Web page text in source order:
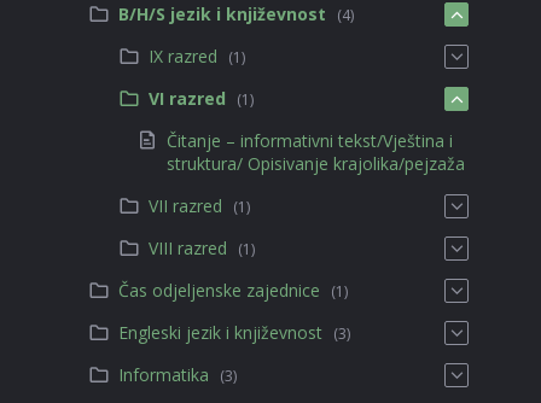
B/H/S jezik i književnost (4)
IX razred (1)
VI razred (1)
Čitanje – informativni tekst/Vještina i
struktura/ Opisivanje krajolika/pejzaža
VII razred
(1)
VIII razred (1)
Čas odjeljenske zajednice (1)
Engleski jezik i književnost (3)
Informatika (3)